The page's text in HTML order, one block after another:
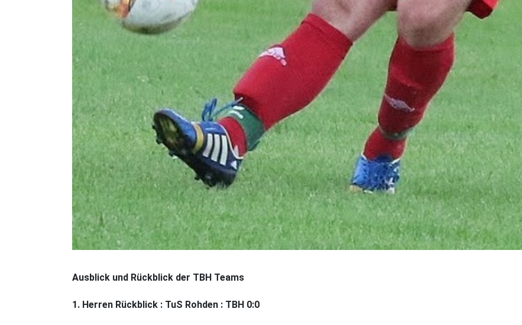
Ausblick und Rückblick der TBH Teams
1. Herren Rückblick : TuS Rohden : TBH 0:0